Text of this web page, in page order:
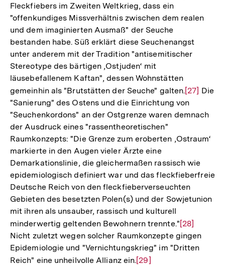
Fleckfiebers im Zweiten Weltkrieg, dass ein
"offenkundiges Missverhältnis zwischen dem realen
und dem imaginierten Ausmaß" der Seuche
bestanden habe. Süß erklärt diese Seuchenangst
unter anderem mit der Tradition "antisemitischer
Stereotype des bärtigen ‚Ostjuden‘ mit
läusebefallenem Kaftan", dessen Wohnstätten
gemeinhin als "Brutstätten der Seuche" galten.Zur
Auflösung
der
[27] Die
"Sanierung" des Ostens und die Einrichtung von
"Seuchenkordons" an der Ostgrenze waren demnach
der Ausdruck eines "rassentheoretischen"
Raumkonzepts: "Die Grenze zum eroberten ‚Ostraum‘
markierte in den Augen vieler Ärzte eine
Demarkationslinie, die gleichermaßen rassisch wie
epidemiologisch definiert war und das fleckfieberfreie
Deutsche Reich von den fleckfieberverseuchten
Gebieten des besetzten Polen(s) und der Sowjetunion
mit ihren als unsauber, rassisch und kulturell
minderwertig geltenden Bewohnern trennte."Zur
Auflösung
der
[28]
Nicht zuletzt wegen solcher Raumkonzepte gingen
Epidemiologie und "Vernichtungskrieg" im "Dritten
Reich" eine unheilvolle Allianz ein.Zur
[29]